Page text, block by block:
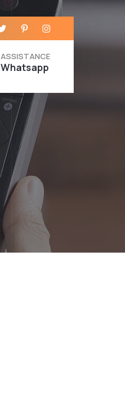
ASSISTANCE
Whatsapp